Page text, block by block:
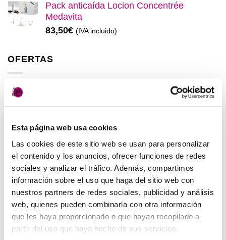
Esta página web usa cookies
Las cookies de este sitio web se usan para personalizar
el contenido y los anuncios, ofrecer funciones de redes
sociales y analizar el tráfico. Además, compartimos
información sobre el uso que haga del sitio web con
nuestros partners de redes sociales, publicidad y análisis
web, quienes pueden combinarla con otra información
que les haya proporcionado o que hayan recopilado a
partir del uso que haya hecho de sus servicios.
Pack anticaída Locion Concentrée
Medavita
83,50€ (IVA incluido)
OFERTAS
Elisièr Instant Bond Tratamiento
137,00€ El
original
era:
137,00€.
130,00€El
actual
es:
130,00€.
(IVA incluido)
48,00€ El
precio
original
era:
48,00€.
45,00 €El
precio
actual
es:
45,00€.
(IVA incluido)
Paleta de Maquillaje Avon
32,99
El
era:
32,99€.
28,50
precio
es:
28,50€.
(IVA incluido)
Maquíllate
11,99€ El
8,50€El(IVA incluido)